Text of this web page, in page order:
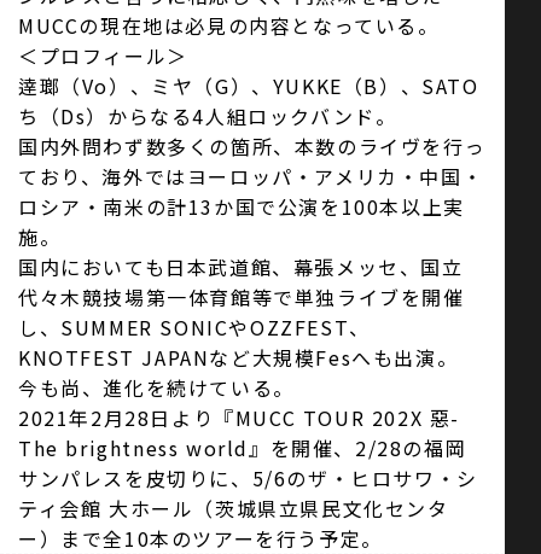
MUCCの現在地は必見の内容となっている。
＜プロフィール＞
逹瑯（Vo）、ミヤ（G）、YUKKE（B）、SATO
ち（Ds）からなる4人組ロックバンド。
国内外問わず数多くの箇所、本数のライヴを行っ
ており、海外ではヨーロッパ・アメリカ・中国・
ロシア・南米の計13か国で公演を100本以上実
施。
国内においても日本武道館、幕張メッセ、国立
代々木競技場第一体育館等で単独ライブを開催
し、SUMMER SONICやOZZFEST、
KNOTFEST JAPANなど大規模Fesへも出演。
今も尚、進化を続けている。
2021年2月28日より『MUCC TOUR 202X 惡-
The brightness world』を開催、2/28の福岡
サンパレスを皮切りに、5/6のザ・ヒロサワ・シ
ティ会館 大ホール（茨城県立県民文化センタ
ー）まで全10本のツアーを行う予定。